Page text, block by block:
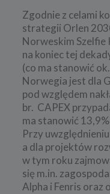
Zgodnie z celami
strategii Orlen
Norweskim Szelfie
na koniec tej
(co ma stanowić
Norwegia jest dla
pod względem
br. CAPEX
ma stanowić
Przy uwzględnieniu
a dla projektów
w tym roku
się m.in.
Alpha i Fenris oraz